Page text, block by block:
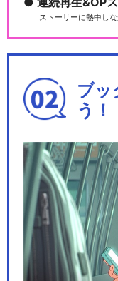
ストーリーに熱中し
ブッ
う！